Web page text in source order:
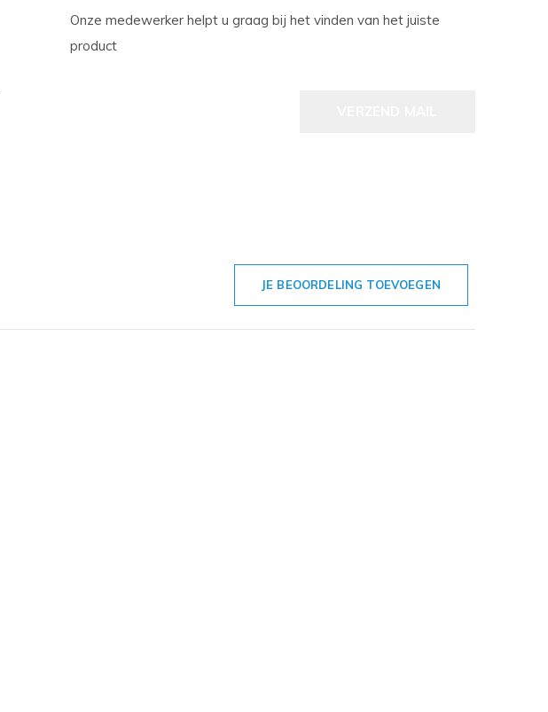
Onze medewerker helpt u graag bij het vinden van het juiste
product
JE BEOORDELING TOEVOEGEN